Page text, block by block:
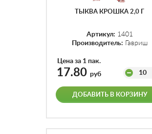
ТЫКВА КРОШКА 2,0 Г
Артикул: 1401
Производитель: Гавриш
Цена за 1 пак.
17.80 руб 10
ДОБАВИТЬ В КОРЗИНУ